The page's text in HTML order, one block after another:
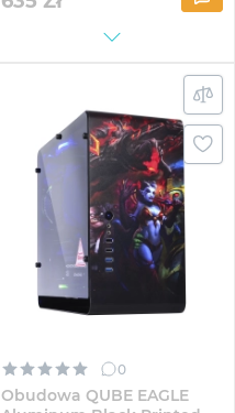
0
Obudowa QUBE EAGLE